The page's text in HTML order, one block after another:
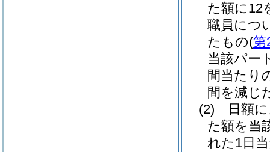
た額に12
職員につ
たもの(第
当該パー
間当たり
間を減じ
(2)
日額
た額を当
れた1日